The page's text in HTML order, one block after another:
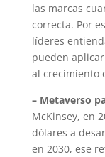
las marcas
correcta. Por
líderes
pueden
al crecimiento
– Metaverso
McKinsey, en
dólares a
en 2030, ese